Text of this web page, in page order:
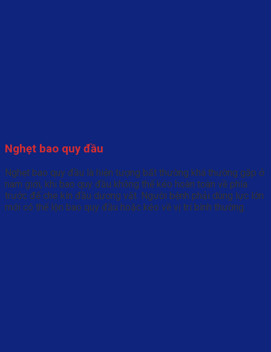
Nghẹt bao quy đầu
Nghẹt bao quy đầu là hiện tượng bất thường khá thường gặp ở
nam giới, khi bao quy đầu không thể kéo hoàn toàn về phía
trước để che kín đầu dương vật. Người bệnh phải dùng lực lớn
mới có thể lộn bao quy đầu hoặc kéo về vị trí bình thường.